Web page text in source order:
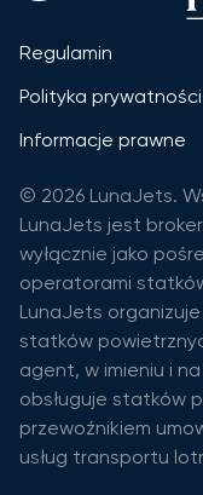
Regulamin
Polityka prywatności
Informacje prawne
© 2026 LunaJets.
LunaJets jest
wyłącznie jako
operatorami
LunaJets
statków
agent, w imieniu i
obsługuje statków
przewoźnikiem
usług transportu